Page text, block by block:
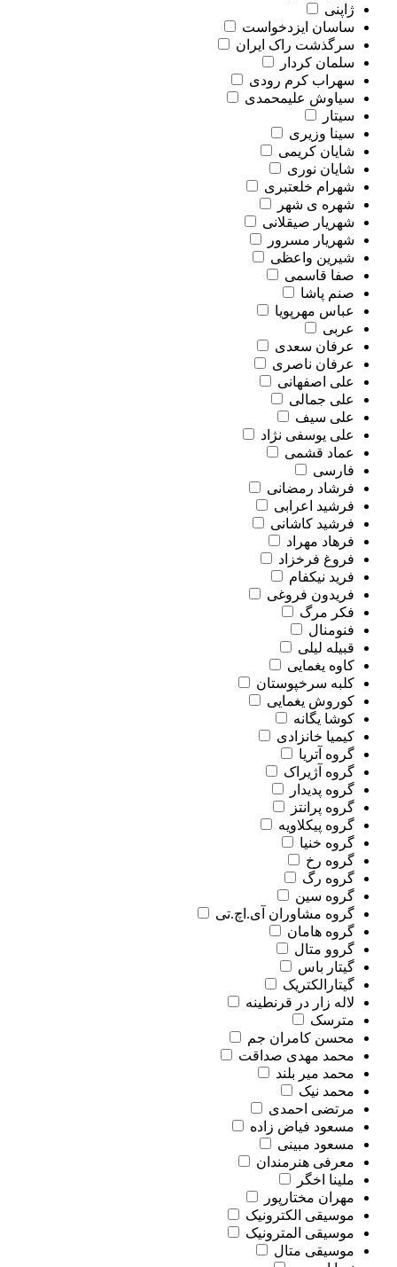
ژاپنی
ساسان ایزدخواست
سرگذشت راک ایران
سلمان کردار
سهراب کرم رودی
سیاوش علیمحمدی
سیتار
سینا وزیری
شایان کریمی
شایان نوری
شهرام خلعتبری
شهره ی شهر
شهریار صیقلانی
شهریار مسرور
شیرین واعظی
صفا قاسمی
صنم پاشا
عباس مهرپویا
عربی
عرفان سعدی
عرفان ناصری
علی اصفهانی
علی جمالی
علی سیف
علی یوسفی نژاد
عماد قشمی
فارسی
فرشاد رمضانی
فرشید اعرابی
فرشید کاشانی
فرهاد مهراد
فروغ فرخزاد
فرید نیکفام
فریدون فروغی
فکر مرگ
فنومنال
قبیله لیلی
کاوه یغمایی
کلبه سرخپوستان
کوروش یغمایی
کوشا یگانه
کیمیا خانزادی
گروه آتریا
گروه آژیراک
گروه پدیدار
گروه پرانتز
گروه پیکلاویه
گروه خنیا
گروه رخ
گروه رگ
گروه سین
گروه مشاوران آی.اچ.تی
گروه هامان
گروو متال
گیتار باس
گیتارالکتریک
لاله زار در قرنطینه
مترسک
محسن کامران جم
محمد مهدی صداقت
محمد میر بلند
محمد نیک
مرتضی احمدی
مسعود فیاض زاده
مسعود مبینی
معرفی هنرمندان
ملینا اخگر
مهران مختارپور
موسیقی الکترونیک
موسیقی المترونیک
موسیقی متال